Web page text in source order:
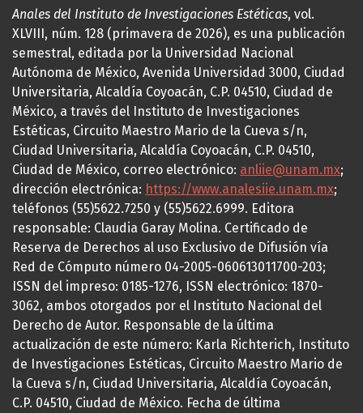
Anales del Instituto de Investigaciones Estéticas, vol.
XLVIII, núm. 128 (primavera de 2026), es una publicación
semestral, editada por la Universidad Nacional
Autónoma de México, Avenida Universidad 3000, Ciudad
Universitaria, Alcaldía Coyoacán, C.P. 04510, Ciudad de
México, a través del Instituto de Investigaciones
Estéticas, Circuito Maestro Mario de la Cueva s/n,
Ciudad Universitaria, Alcaldía Coyoacán, C.P. 04510,
Ciudad de México, correo electrónico: anliie@unam.mx;
dirección electrónica: https://www.analesiie.unam.mx;
teléfonos (55)5622.7250 y (55)5622.6999. Editora
responsable: Claudia Garay Molina. Certificado de
Reserva de Derechos al uso Exclusivo de Difusión vía
Red de Cómputo número 04-2005-060613011700-203;
ISSN del impreso: 0185-1276, ISSN electrónico: 1870-
3062, ambos otorgados por el Instituto Nacional del
Derecho de Autor. Responsable de la última
actualización de este número: Karla Richterich, Instituto
de Investigaciones Estéticas, Circuito Maestro Mario de
la Cueva s/n, Ciudad Universitaria, Alcaldía Coyoacán,
C.P. 04510, Ciudad de México. Fecha de última